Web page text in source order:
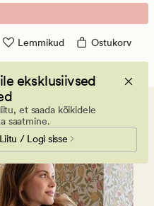
Lemmikud Ostukorv
eksklusiivsed
et saada kõikidele
saatmine.
Liitu / Logi sisse